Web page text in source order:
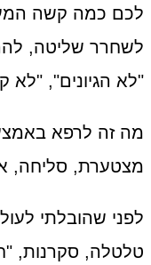
לכם כמה קשה
לשחרר שליטה,
"לא הגיונים", "לא
מה זה לרפא
מצטערת, סליחה,
לפני שהובלתי
טלטלה, סקרנות,